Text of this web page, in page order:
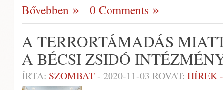
Bővebben 0 Comments
A TERRORTÁMADÁS
A BÉCSI ZSIDÓ
ÍRTA: SZOMBAT- 2020-11-03 ROVAT: HÍREK